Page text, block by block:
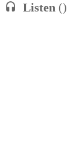
Listen ()